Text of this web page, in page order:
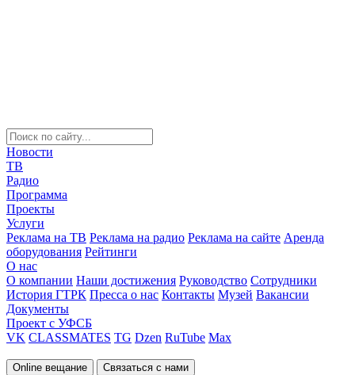
Новости
ТВ
Радио
Программа
Проекты
Услуги
Реклама на ТВ Реклама на радио Реклама на сайте Аренда
оборудования Рейтинги
О нас
О компании Наши достижения Руководство Сотрудники
История ГТРК Пресса о нас Контакты Музей Вакансии
Документы
Проект с УФСБ
VK CLASSMATES TG Dzen RuTube Max
Online вещание Связаться с нами